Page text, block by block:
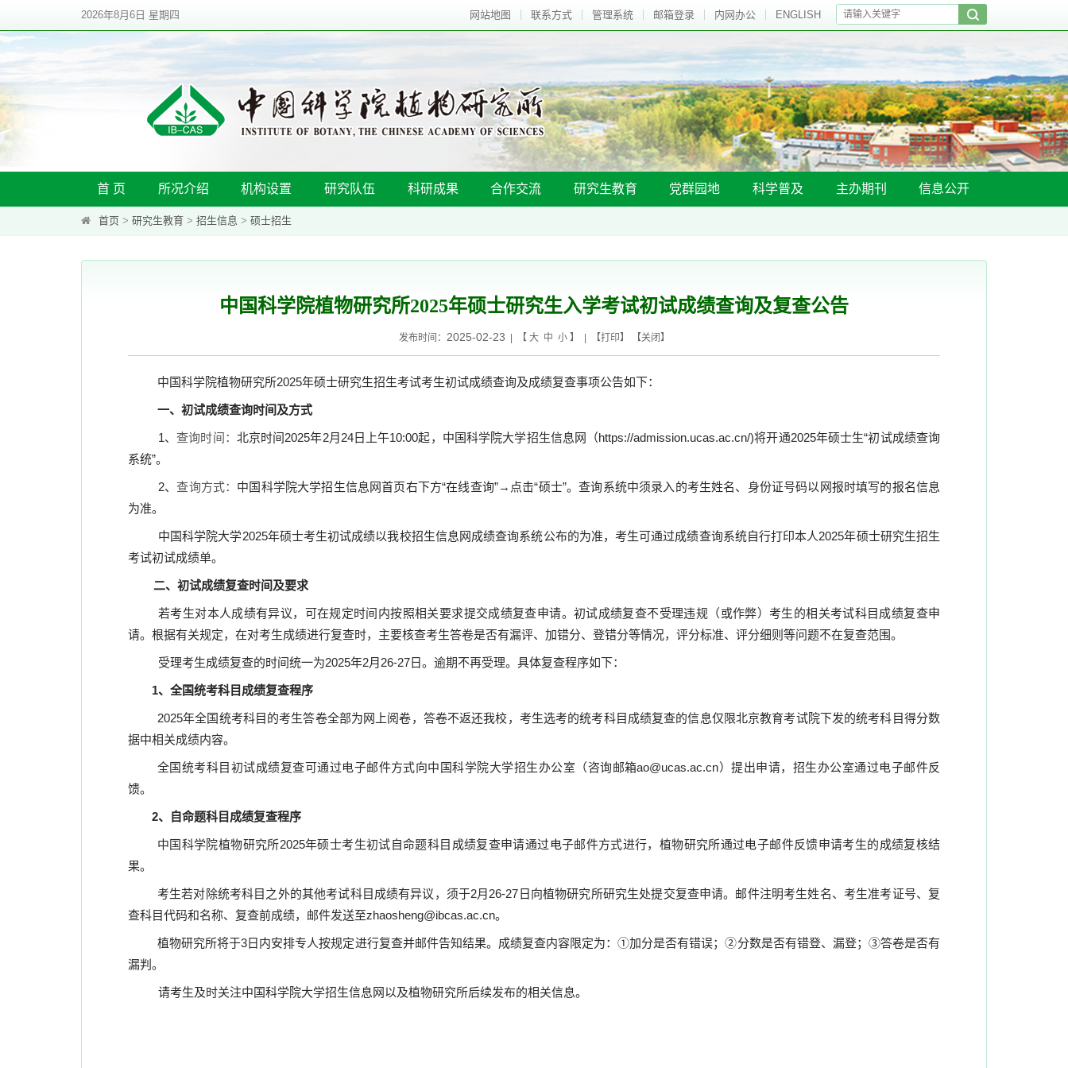
2026年8月6日 星期四 网站地图 联系方式 管理系统 邮箱登录 内网办公 ENGLISH
首 页 所况介绍 机构设置 研究队伍 科研成果 合作交流 研究生教育 党群园地 科学普及 主办期刊 信息公开
首页 > 研究生教育 > 招生信息 > 硕士招生
中国科学院植物研究所2025年硕士研究生入学考试初试成绩查询及复查公告
发布时间： 2025-02-23 | 【 大 中 小】 | 【打印】 【关闭 】
中国科学院植物研究所2025年硕士研究生招生考试考生初试成绩查询及成绩复查事项公告如下：
一、初试成绩查询时间及方式
1、查询时间： 北京时间2025年2月 24日上午10:00起，中国科学院大学招生信息网（https://admission.ucas.ac.cn/)将开通2025年硕士生“初试成绩查询
系统”。
2、查询方式： 中国科学院大学招生信息网首页右下方“在线查询”→点击“硕士”。查询系统中须录入的考生姓名、身份证号码以网报时填写的报名信息
为准。
中国科学院大学2025年硕士考生初试成绩以我校招生信息网成绩查询系统公布的为准，考生可通过成绩查询系统自行打印本人2025年硕士研究生招生
考试初试成绩单。
二、初试成绩复查时间及要求
若考生对本人成绩有异议，可在规定时间内按照相关要求提交成绩复查申请。初试成绩复查不受理违规（或作弊）考生的相关考试科目成绩复查申
请。根据有关规定，在对考生成绩进行复查时，主要核查考生答卷是否有漏评、加错分、登错分等情况，评分标准、评分细则等问题不在复查范围。
受理考生成绩复查的时间统一为2025年2月 26-27日。逾期不再受理。具体复查程序如下：
1、全国统考科目成绩复查程序
2025年全国统考科目的考生答卷全部为网上阅卷，答卷不返还我校，考生选考的统考科目成绩复查的信息仅限北京教育考试院下发的统考科目得分数
据中相关成绩内容。
全国统考科目初试成绩复查可通过电子邮件方式向中国科学院大学招生办公室（咨询邮箱ao@ucas.ac.cn）提出申请，招生办公室通过电子邮件反
馈。
2、自命题科目成绩复查程序
中国科学院植物研究所2025年硕士考生初试自命题科目成绩复查申请通过电子邮件方式进行，植物研究所通过电子邮件反馈申请考生的成绩复核结
果。
考生若对除统考科目之外的其他考试科目成绩有异议，须于2月 26-27 日向植物研究所研究生处提交复查申请。邮件注明考生姓名、考生准考证号、复
查科目代码和名称、复查前成绩，邮件发送至zhaosheng@ibcas.ac.cn。
植物研究所将于3日内安排专人按规定进行复查并邮件告知结果。成绩复查内容限定为：①加分是否有错误；②分数是否有错登、漏登；③答卷是否有
漏判。
请考生及时关注中国科学院大学招生信息网以及植物研究所后续发布的相关信息。